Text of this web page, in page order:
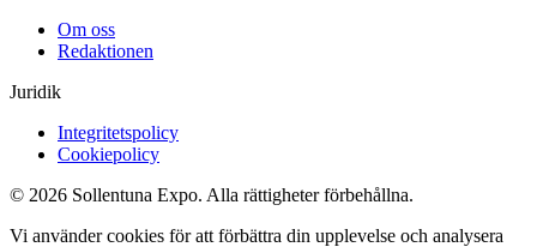
Om oss
Redaktionen
Juridik
Integritetspolicy
Cookiepolicy
© 2026 Sollentuna Expo. Alla rättigheter förbehållna.
Vi använder cookies för att förbättra din upplevelse och analysera